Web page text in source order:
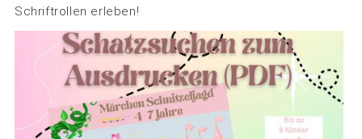
Schriftrollen erleben!